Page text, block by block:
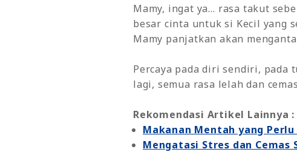
Mamy, ingat ya… rasa takut
besar cinta untuk si Kecil yang
Mamy panjatkan akan
Percaya pada diri sendiri, pada
lagi, semua rasa lelah dan
Rekomendasi Artikel Lainnya :
Makanan Mentah yang
Mengatasi Stres dan Cemas